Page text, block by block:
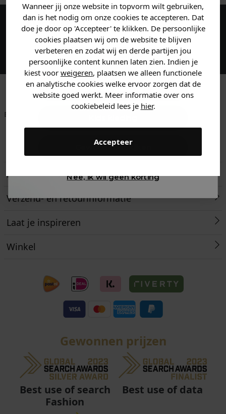
Wanneer jij onze website in topvorm wilt gebruiken,
dan is het nodig om onze cookies te accepteren. Dat
doe je door op 'Accepteer' te klikken. De persoonlijke
cookies plaatsen wij om de website te blijven
verbeteren en zodat wij en derde partijen jou
persoonlijke content kunnen laten zien. Indien je
kiest voor weigeren, plaatsen we alleen functionele
en analytische cookies welke ervoor zorgen dat de
website goed werkt. Meer informatie over ons
cookiebeleid lees je hier.
Accepteer
Maak een account aan en ontvang 5%
korting op je eerste bestelling!
Betaal achteraf met
Voor 23:59 besteld
Retourneren
Verzend- en retourinformatie
Laat je inspireren
Winkel
Gewonnen prijzen
Best use of search
Fashion
Best use of data
Vertel ons waar je naar op
zoek bent. 👇
Heren kleding
Dames kleding
Gewoon rondkijken
Nee, ik wil geen korting